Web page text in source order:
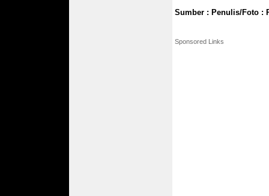
Sumber : Penulis/Foto :
Sponsored Links